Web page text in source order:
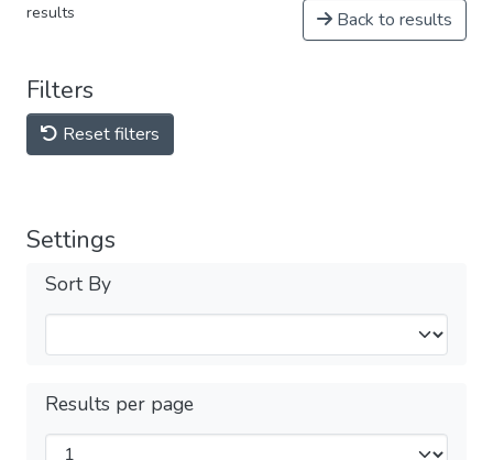
results Back to results
Filters
Reset filters
Settings
Sort By
Results per page